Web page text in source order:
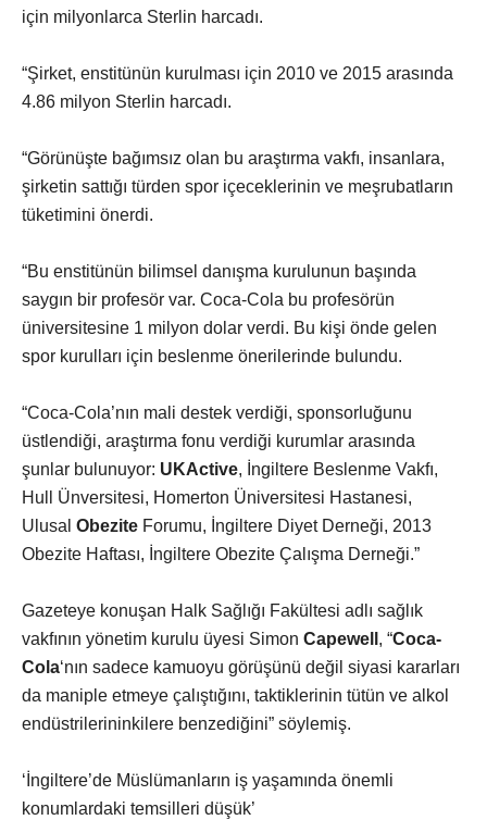
için milyonlarca Sterlin harcadı.
“Şirket, enstitünün kurulması için 2010 ve 2015 arasında
4.86 milyon Sterlin harcadı.
“Görünüşte bağımsız olan bu araştırma vakfı, insanlara,
şirketin sattığı türden spor içeceklerinin ve meşrubatların
tüketimini önerdi.
“Bu enstitünün bilimsel danışma kurulunun başında
saygın bir profesör var. Coca-Cola bu profesörün
üniversitesine 1 milyon dolar verdi. Bu kişi önde gelen
spor kurulları için beslenme önerilerinde bulundu.
“Coca-Cola’nın mali destek verdiği, sponsorluğunu
üstlendiği, araştırma fonu verdiği kurumlar arasında
şunlar bulunuyor: UKActive, İngiltere Beslenme Vakfı,
Hull Ünversitesi, Homerton Üniversitesi Hastanesi,
Ulusal Obezite Forumu, İngiltere Diyet Derneği, 2013
Obezite Haftası, İngiltere Obezite Çalışma Derneği.”
Gazeteye konuşan Halk Sağlığı Fakültesi adlı sağlık
vakfının yönetim kurulu üyesi Simon Capewell , “Coca-
Cola‘nın sadece kamuoyu görüşünü değil siyasi kararları
da maniple etmeye çalıştığını, taktiklerinin tütün ve alkol
endüstrilerininkilere benzediğini” söylemiş.
‘İngiltere’de Müslümanların iş yaşamında önemli
konumlardaki temsilleri düşük’